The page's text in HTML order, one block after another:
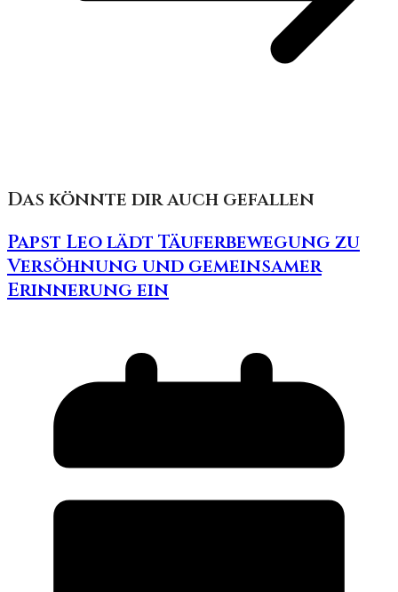
Das könnte dir auch gefallen
Papst Leo lädt Täuferbewegung zu
Versöhnung und gemeinsamer
Erinnerung ein